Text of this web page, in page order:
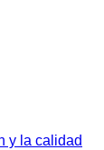
y la calidad